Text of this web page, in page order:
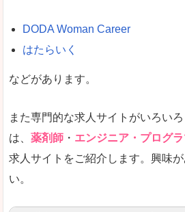
悪いところ
未経験 未経験の求人もあり
営業職を探している
DODA Woman Career
はたらいく
などがあります。
また専門的な求人サイトがいろい
は、 薬剤師 ・ エンジニア・プログ
求人サイトをご紹介します。興味
い。